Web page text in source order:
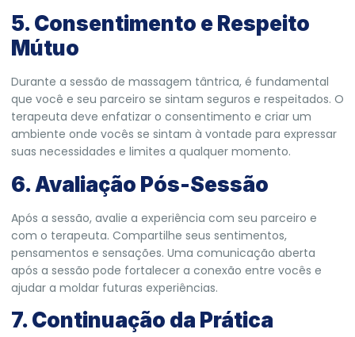
5. Consentimento e Respeito
Mútuo
Durante a sessão de massagem tântrica, é fundamental
que você e seu parceiro se sintam seguros e respeitados. O
terapeuta deve enfatizar o consentimento e criar um
ambiente onde vocês se sintam à vontade para expressar
suas necessidades e limites a qualquer momento.
6. Avaliação Pós-Sessão
Após a sessão, avalie a experiência com seu parceiro e
com o terapeuta. Compartilhe seus sentimentos,
pensamentos e sensações. Uma comunicação aberta
após a sessão pode fortalecer a conexão entre vocês e
ajudar a moldar futuras experiências.
7. Continuação da Prática